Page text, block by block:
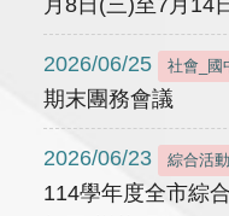
月8日(三)至7月14
2026/06/25 社會_國
期末團務會議
2026/06/23 綜合活
114學年度全市綜